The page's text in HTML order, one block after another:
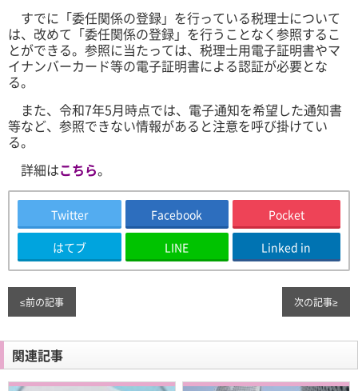
すでに「委任関係の登録」を行っている税理士について
は、改めて「委任関係の登録」を行うことなく参照するこ
とができる。参照に当たっては、税理士用電子証明書やマ
イナンバーカード等の電子証明書による認証が必要とな
る。
また、令和7年5月時点では、電子通知を希望した通知書
等など、参照できない情報があると注意を呼び掛けてい
る。
詳細はこちら。
Twitter Facebook Pocket
はてブ LINE Linked in
≤前の記事 次の記事≥
関連記事